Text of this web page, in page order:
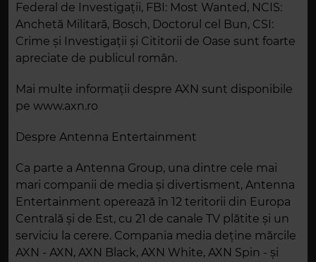
Federal de Investigații, FBI: Most Wanted, NCIS:
Anchetă Militară, Bosch, Doctorul cel Bun, CSI:
Crime și Investigații și Cititorii de Oase sunt foarte
apreciate de publicul român.
Mai multe informații despre AXN sunt disponibile
pe www.axn.ro
Despre Antenna Entertainment
Ca parte a Antenna Group, una dintre cele mai
mari companii de media și divertisment, Antenna
Entertainment operează în 12 teritorii din Europa
Centrală și de Est, cu 21 de canale TV plătite și un
serviciu la cerere. Compania media deține mărcile
AXN - AXN, AXN Black, AXN White, AXN Spin - și